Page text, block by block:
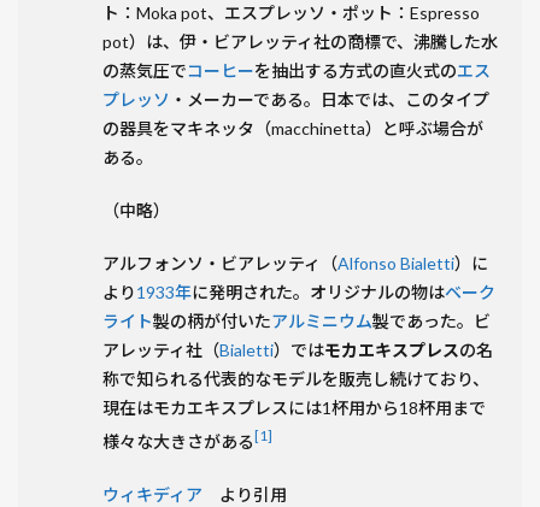
最初の1
杯まで
と注意
事項
ト：Moka pot、エスプレッソ・ポット：Espresso
pot）は、伊・ビアレッティ社の商標で、沸騰した水
の蒸気圧でコーヒーを抽出する方式の直火式のエス
プレッソ ・メーカーである。日本では、このタイプ
の器具をマキネッタ（macchinetta）と呼ぶ場合が
ある。
（中略）
アルフォンソ・ビアレッティ（Alfonso Bialetti）に
より1933年に発明された。オリジナルの物はベーク
ライト製の柄が付いたアルミニウム製であった。ビ
アレッティ社（Bialetti）ではモカエキスプレスの名
称で知られる代表的なモデルを販売し続けており、
現在はモカエキスプレスには1杯用から18杯用まで
様々な大きさがある[1]
ウィキディア より引用